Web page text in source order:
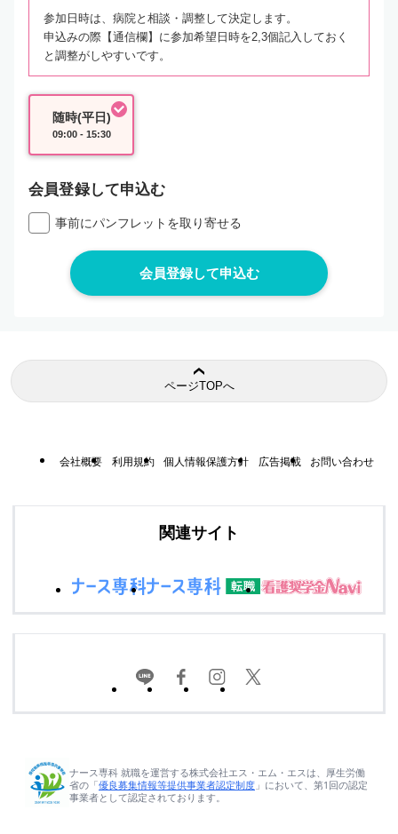
参加日時は、病院と相談・調整して決定します。
申込みの際【通信欄】に参加希望日時を2,3個記入しておく
と調整がしやすいです。
随時(平日)
09:00 - 15:30
会員登録して申込む
事前にパンフレットを取り寄せる
ページTOPへ